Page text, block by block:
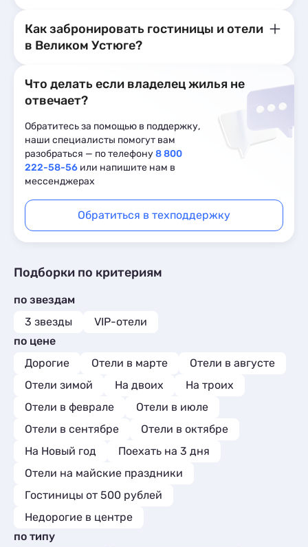
Как забронировать гостиницы и отели
в Великом Устюге?
Что делать если владелец жилья не
отвечает?
Обратитесь за помощью в поддержку,
наши специалисты помогут вам
разобраться — по телефону8 800
222-58-56 или напишите нам в
мессенджерах
Обратиться в техподдержку
Подборки по критериям
по звездам
3 звезды
VIP-отели
по цене
Дорогие
Отели в марте
Отели в августе
Отели зимой
На двоих
На троих
Отели в феврале
Отели в июле
Отели в сентябре
Отели в октябре
На Новый год
Поехать на 3 дня
Отели на майские праздники
Гостиницы от 500 рублей
Недорогие в центре
по типу